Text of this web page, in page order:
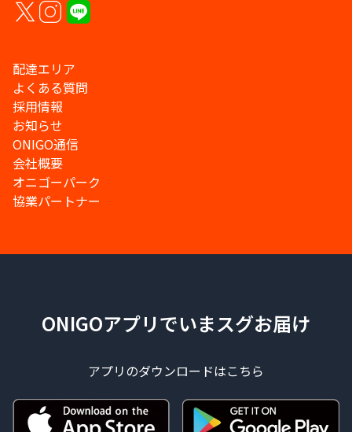
配達エリア
よくある質問
採用情報
お知らせ
ONIGO通信
会社概要
オニゴーパーク
協業パートナー
ONIGOアプリでいまスグお届け
アプリのダウンロードはこちら